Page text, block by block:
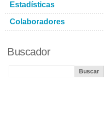
Estadísticas
Colaboradores
Buscador